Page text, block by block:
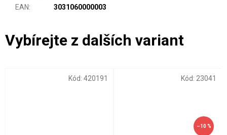
EAN: 3031060000003
Kód: 420191
–10 %
Kód: 23041